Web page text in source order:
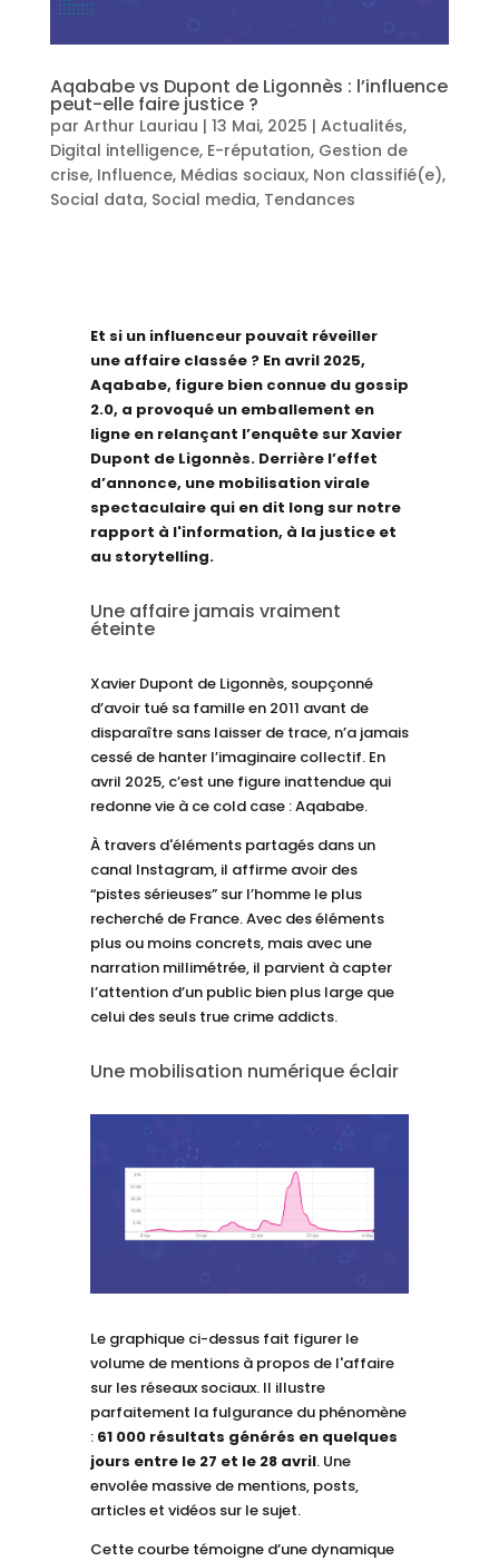
Aqababe vs Dupont de Ligonnès : l’influence
peut-elle faire justice ?
par Arthur Lauriau | 13 Mai, 2025 | Actualités,
Digital intelligence, E-réputation, Gestion de
crise, Influence, Médias sociaux, Non classifié(e),
Social data, Social media, Tendances
Et si un influenceur pouvait réveiller
une affaire classée ? En avril 2025,
Aqababe, figure bien connue du gossip
2.0, a provoqué un emballement en
ligne en relançant l’enquête sur Xavier
Dupont de Ligonnès. Derrière l’effet
d’annonce, une mobilisation virale
spectaculaire qui en dit long sur notre
rapport à l'information, à la justice et
au storytelling.
Une affaire jamais vraiment
éteinte
Xavier Dupont de Ligonnès, soupçonné
d’avoir tué sa famille en 2011 avant de
disparaître sans laisser de trace, n’a jamais
cessé de hanter l’imaginaire collectif. En
avril 2025, c’est une figure inattendue qui
redonne vie à ce cold case : Aqababe.
À travers d'éléments partagés dans un
canal Instagram, il affirme avoir des
“pistes sérieuses” sur l’homme le plus
recherché de France. Avec des éléments
plus ou moins concrets, mais avec une
narration millimétrée, il parvient à capter
l’attention d’un public bien plus large que
celui des seuls true crime addicts.
Une mobilisation numérique éclair
Le graphique ci-dessus fait figurer le
volume de mentions à propos de l'affaire
sur les réseaux sociaux. Il illustre
parfaitement la fulgurance du phénomène
: 61 000 résultats générés en quelques
jours entre le 27 et le 28 avril. Une
envolée massive de mentions, posts,
articles et vidéos sur le sujet.
Cette courbe témoigne d’une dynamique